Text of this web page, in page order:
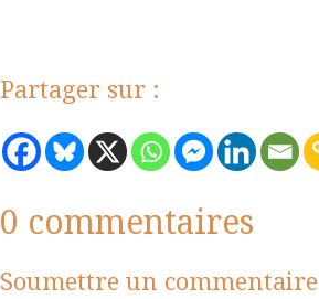
Partager sur :
0 commentaires
Soumettre un commentaire